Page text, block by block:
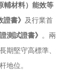
輔材料）能效等
書》 及行業首
測試證書》 。兩
期堅守高標準、
地位。